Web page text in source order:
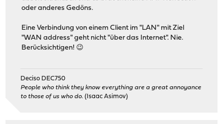
oder anderes Gedöns.
Eine Verbindung von einem Client im "LAN" mit Ziel
"WAN address" geht nicht "über das Internet". Nie.
Berücksichtigen! 😉
Deciso DEC750
People who think they know everything are a great annoyance
to those of us who do. (Isaac Asimov)